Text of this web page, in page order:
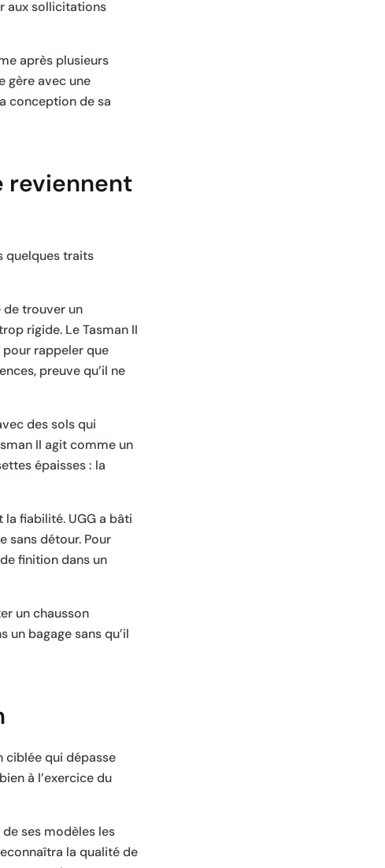
aux sollicitations
après plusieurs
gère avec une
conception de sa
reviennent
quelques traits
de trouver un
rigide. Le Tasman II
pour rappeler que
preuve qu’il ne
des sols qui
II agit comme un
épaisses : la
fiabilité. UGG a bâti
sans détour. Pour
finition dans un
un chausson
bagage sans qu’il
ciblée qui dépasse
à l’exercice du
ses modèles les
la qualité de